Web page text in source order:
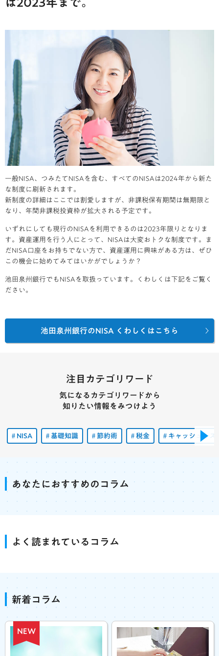
は2023年まで。
一般NISA、つみたてNISAを含む、すべてのNISAは2024年から新た
な制度に刷新されます。
新制度の詳細はここでは割愛しますが、非課税保有期間は無期限と
なり、年間非課税投資枠が拡大される予定です。
いずれにしても現行のNISAを利用できるのは2023年限りとなりま
す。資産運用を行う人にとって、NISAは大変おトクな制度です。ま
だNISA口座をお持ちでない方で、資産運用に興味がある方は、ぜひ
この機会に始めてみてはいかがでしょうか？
池田泉州銀行でもNISAを取扱っています。くわしくは下記をご覧く
ださい。
池田泉州銀行のNISA くわしくはこちら
注目カテゴリワード
気になるカテゴリワードから
知りたい情報をみつけよう
NISA 基礎知識 節約術 税金 キャッシュレス
あなたにおすすめのコラム
よく読まれているコラム
新着コラム
NEW